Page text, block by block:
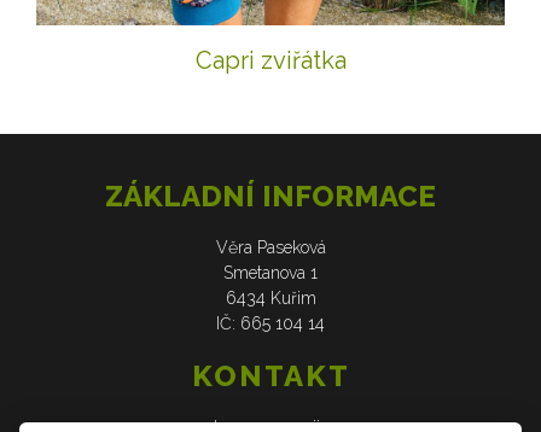
Capri zviřátka
ZÁKLADNÍ INFORMACE
Věra Paseková
Smetanova 1
6434 Kuřim
IČ: 665 104 14
KONTAKT
web: www.verasije.cz